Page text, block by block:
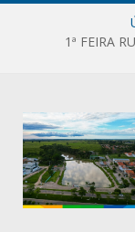
1ª FEIRA